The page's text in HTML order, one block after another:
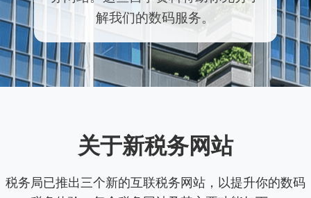
解我们的数码服务。
关于新税务网站
税务局已推出三个新的互联税务网站，以提升你的数码